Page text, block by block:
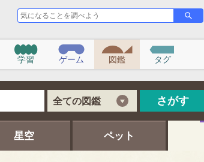
気
に
る
こ
と
調
よ
う
が
す
学習 ゲーム 図鑑 タグ
全ての図鑑 さがす
星空 ペット